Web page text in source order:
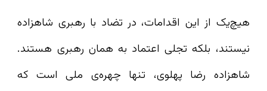
هیچ‌یک از این اقدامات، در تضاد با رهبری شاهزاده
نیستند، بلکه تجلی اعتماد به همان رهبری هستند.
شاهزاده رضا پهلوی، تنها چهره‌ی ملی است که